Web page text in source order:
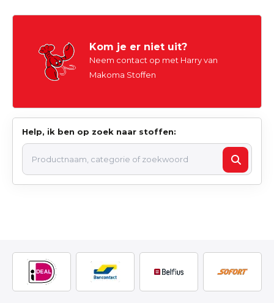
Kom je er niet uit?
Neem contact op met Harry van
Makoma Stoffen
Help, ik ben op zoek naar stoffen: